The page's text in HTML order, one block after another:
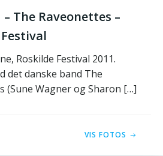
– The Raveonettes –
Roskilde Festival 2011.
det danske band The
(Sune Wagner og Sharon […]
VIS FOTOS